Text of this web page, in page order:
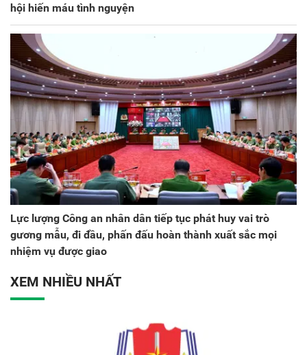
hội hiến máu tình nguyện
Lực lượng Công an nhân dân tiếp tục phát huy vai trò
gương mẫu, đi đầu, phấn đấu hoàn thành xuất sắc mọi
nhiệm vụ được giao
XEM NHIỀU NHẤT